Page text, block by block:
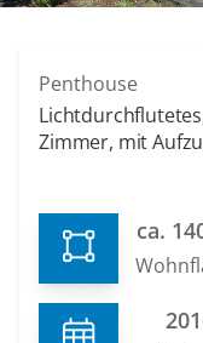
Penthouse
Zimmer, mit
ca.